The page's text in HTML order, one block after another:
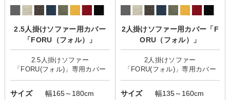
2.5人掛けソファー用カバー
「FORU（フォル）」
2.5人掛けソファー
サイズ
幅165～180cm
2人掛けソファー用カバー「F
ORU（フォル）」
2人掛けソファー
サイズ
幅135～160cm